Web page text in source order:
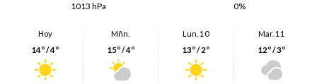
1013 hPa
0%
Hoy
14º / 4º
Mñn.
15º / 4º
Lun. 10
13º / 2º
Mar. 11
12º / 3º